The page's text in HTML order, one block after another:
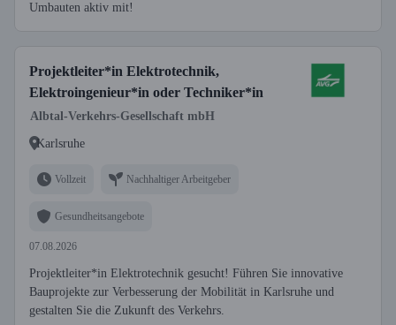
Umbauten aktiv mit!
Projektleiter*in Elektrotechnik,
Elektroingenieur*in oder Techniker*in
Albtal-Verkehrs-Gesellschaft mbH
Karlsruhe
Vollzeit Nachhaltiger Arbeitgeber
Gesundheitsangebote
07.08.2026
Projektleiter*in Elektrotechnik gesucht! Führen Sie innovative
Bauprojekte zur Verbesserung der Mobilität in Karlsruhe und
gestalten Sie die Zukunft des Verkehrs.